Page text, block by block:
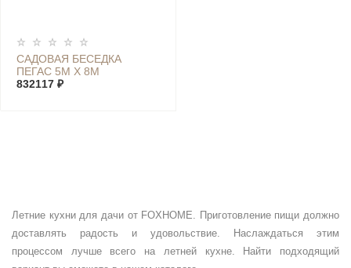
САДОВАЯ БЕСЕДКА
ПЕГАС 5М Х 8М
832117 ₽
Летние кухни для дачи от FOXHOME. Приготовление пищи должно
доставлять радость и удовольствие. Наслаждаться этим
процессом лучше всего на летней кухне. Найти подходящий